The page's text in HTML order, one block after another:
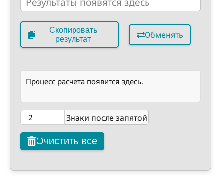
Скопировать
результат
Обменять
Процесс расчета появится здесь.
Знаки после запятой
Очистить все